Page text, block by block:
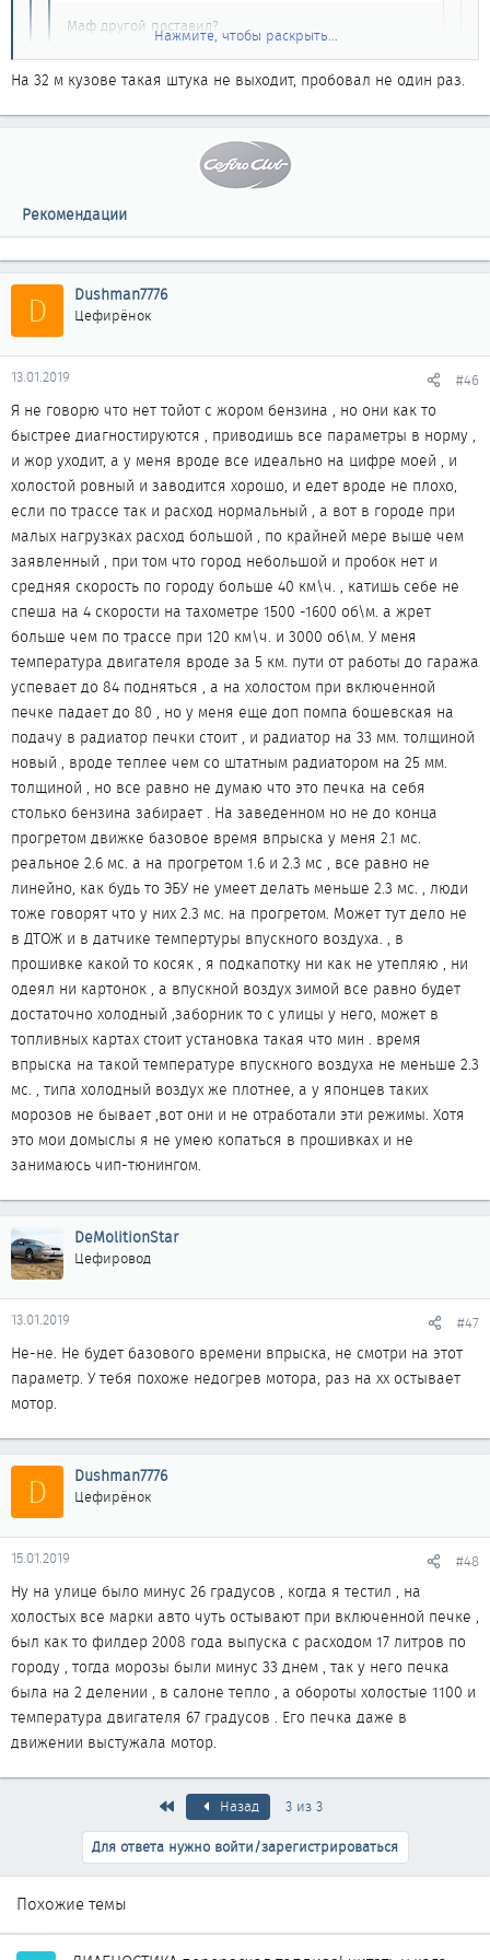
Маф другой поставил?
Или сделай "сброс адаптаций", или несколько
поездок, после чего "Базовое значение" изменится.
Нажмите, чтобы раскрыть...
Подсскажи как на 32м сделать сброс адаптации...
Нажмите, чтобы раскрыть...
На 32 м кузове такая штука не выходит, пробовал не один раз.
Рекомендации
D Dushman7776
Цефирёнок
13.01.2019 #46
Я не говорю что нет тойот с жором бензина , но они как то
быстрее диагностируются , приводишь все параметры в норму ,
и жор уходит, а у меня вроде все идеально на цифре моей , и
холостой ровный и заводится хорошо, и едет вроде не плохо,
если по трассе так и расход нормальный , а вот в городе при
малых нагрузках расход большой , по крайней мере выше чем
заявленный , при том что город небольшой и пробок нет и
средняя скорость по городу больше 40 км\ч. , катишь себе не
спеша на 4 скорости на тахометре 1500 -1600 об\м. а жрет
больше чем по трассе при 120 км\ч. и 3000 об\м. У меня
температура двигателя вроде за 5 км. пути от работы до гаража
успевает до 84 подняться , а на холостом при включенной
печке падает до 80 , но у меня еще доп помпа бошевская на
подачу в радиатор печки стоит , и радиатор на 33 мм. толщиной
новый , вроде теплее чем со штатным радиатором на 25 мм.
толщиной , но все равно не думаю что это печка на себя
столько бензина забирает . На заведенном но не до конца
прогретом движке базовое время впрыска у меня 2.1 мс.
реальное 2.6 мс. а на прогретом 1.6 и 2.3 мс , все равно не
линейно, как будь то ЭБУ не умеет делать меньше 2.3 мс. , люди
тоже говорят что у них 2.3 мс. на прогретом. Может тут дело не
в ДТОЖ и в датчике темпертуры впускного воздуха. , в
прошивке какой то косяк , я подкапотку ни как не утепляю , ни
одеял ни картонок , а впускной воздух зимой все равно будет
достаточно холодный ,заборник то с улицы у него, может в
топливных картах стоит установка такая что мин . время
впрыска на такой температуре впускного воздуха не меньше 2.3
мс. , типа холодный воздух же плотнее, а у японцев таких
морозов не бывает ,вот они и не отработали эти режимы. Хотя
это мои домыслы я не умею копаться в прошивках и не
занимаюсь чип-тюнингом.
DeMolitionStar
Цефировод
13.01.2019 #47
Не-не. Не будет базового времени впрыска, не смотри на этот
параметр. У тебя похоже недогрев мотора, раз на хх остывает
мотор.
D Dushman7776
Цефирёнок
15.01.2019 #48
Ну на улице было минус 26 градусов , когда я тестил , на
холостых все марки авто чуть остывают при включенной печке ,
был как то филдер 2008 года выпуска с расходом 17 литров по
городу , тогда морозы были минус 33 днем , так у него печка
была на 2 делении , в салоне тепло , а обороты холостые 1100 и
температура двигателя 67 градусов . Его печка даже в
движении выстужала мотор.
ПервыйНазад
3 из 3
Для ответа нужно войти/зарегистрироваться
Похожие темы